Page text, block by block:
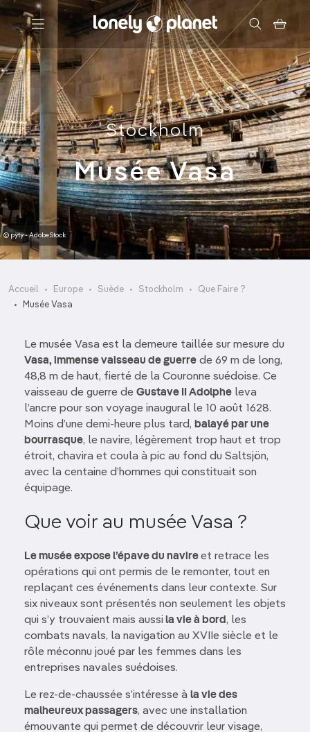
Menu
Votre recherche
Stockholm
Musée Vasa
© pyty - AdobeStock
Accueil Europe Suède Stockholm
Que Faire ?
Musée Vasa
Le musée Vasa est la demeure taillée sur mesure du
Vasa, immense vaisseau de guerre de 69 m de long,
48,8 m de haut, fierté de la Couronne suédoise. Ce
vaisseau de guerre de Gustave II Adolphe leva
l’ancre pour son voyage inaugural le 10 août 1628.
Moins d’une demi-heure plus tard, balayé par une
bourrasque, le navire, légèrement trop haut et trop
étroit, chavira et coula à pic au fond du Saltsjön,
avec la centaine d’hommes qui constituait son
équipage.
Que voir au musée Vasa ?
Le musée expose l’épave du navireet retrace les
opérations qui ont permis de le remonter, tout en
replaçant ces événements dans leur contexte. Sur
six niveaux sont présentés non seulement les objets
qui s’y trouvaient mais aussi la vie à bord, les
combats navals, la navigation au XVIIe siècle et le
rôle méconnu joué par les femmes dans les
entreprises navales suédoises.
Le rez-de-chaussée s’intéresse à la vie des
malheureux passagers, avec une installation
émouvante qui permet de découvrir leur visage,